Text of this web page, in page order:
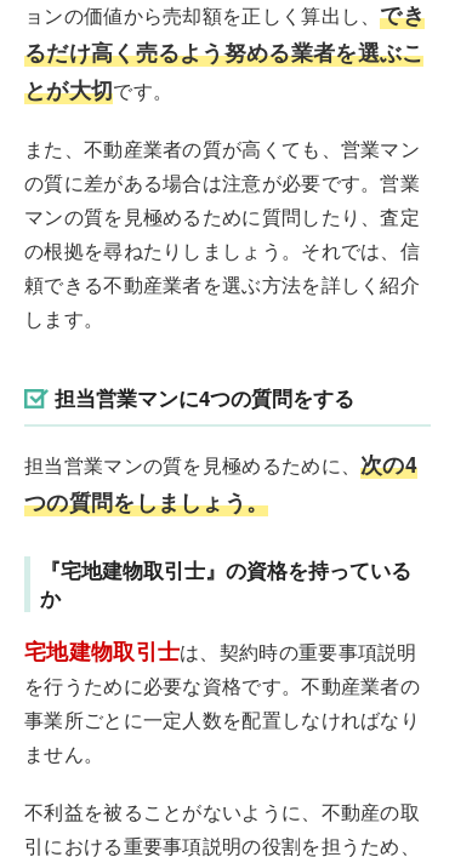
ョンの価値から売却額を正しく算出し、でき
るだけ高く売るよう努める業者を選ぶこ
とが大切です。
また、不動産業者の質が高くても、営業マン
の質に差がある場合は注意が必要です。営業
マンの質を見極めるために質問したり、査定
の根拠を尋ねたりしましょう。それでは、信
頼できる不動産業者を選ぶ方法を詳しく紹介
します。
担当営業マンに4つの質問をする
担当営業マンの質を見極めるために、次の4
つの質問をしましょう。
『宅地建物取引士』の資格を持っている
か
宅地建物取引士は、契約時の重要事項説明
を行うために必要な資格です。不動産業者の
事業所ごとに一定人数を配置しなければなり
ません。
不利益を被ることがないように、不動産の取
引における重要事項説明の役割を担うため、